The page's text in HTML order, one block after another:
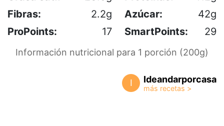
Fibras:
2.2g Azúcar:
42g
ProPoints:
17 SmartPoints: 29
Información nutricional para 1 porción (200g)
I Ideandarporcasa